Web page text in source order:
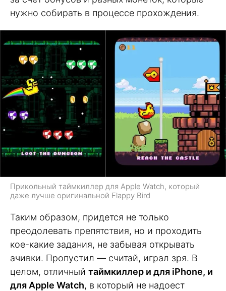
нужно собирать в процессе прохождения.
Прикольный таймкиллер для Apple Watch, который
даже лучше оригинальной Flappy Bird
Таким образом, придется не только
преодолевать препятствия, но и проходить
кое-какие задания, не забывая открывать
ачивки. Пропустил — считай, играл зря. В
целом, отличный таймкиллер и для iPhone, и
для Apple Watch, в который не надоест